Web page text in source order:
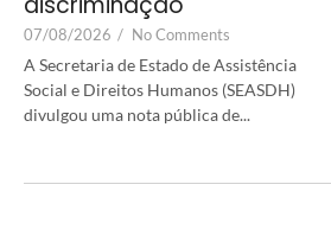
07/08/2026 / No Comments
A Secretaria de Estado de Assistência
Social e Direitos Humanos (SEASDH)
divulgou uma nota pública de...